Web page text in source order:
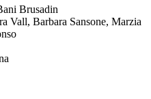
Brusadin
Vall, Barbara Sansone, Marzia